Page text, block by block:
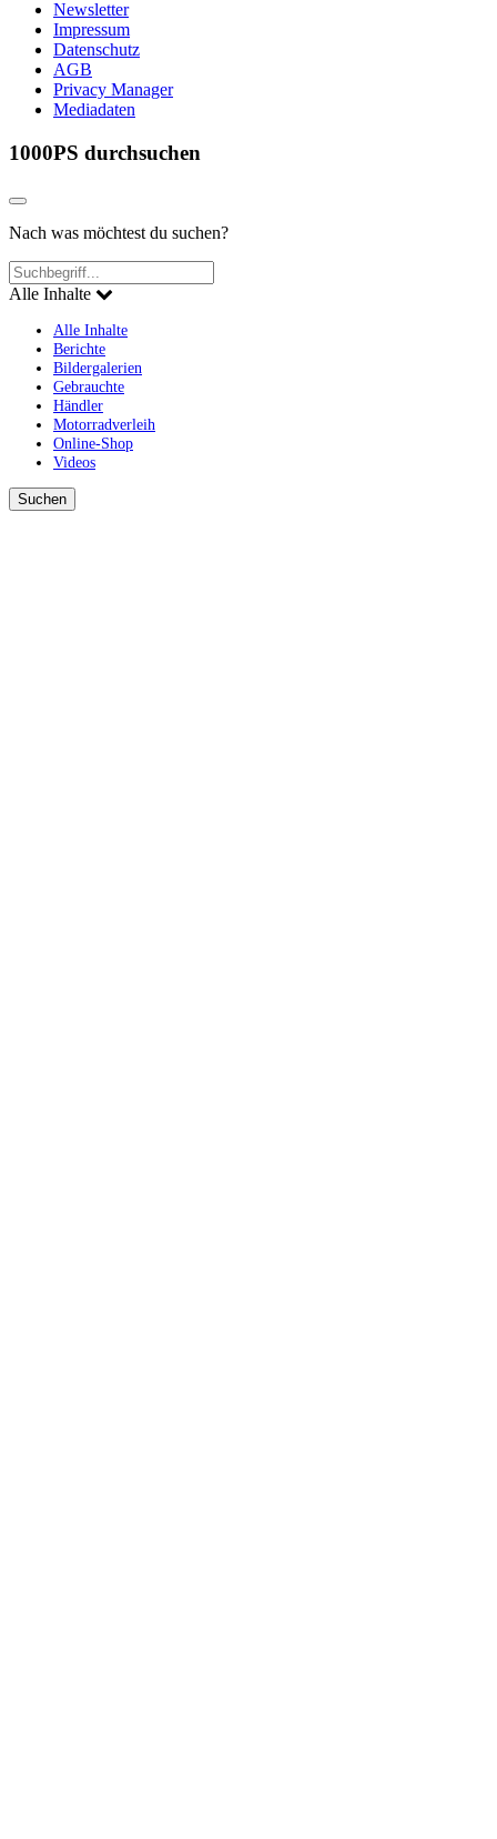
Newsletter
Impressum
Datenschutz
AGB
Privacy Manager
Mediadaten
1000PS durchsuchen
Nach was möchtest du suchen?
Alle Inhalte
Alle Inhalte
Berichte
Bildergalerien
Gebrauchte
Händler
Motorradverleih
Online-Shop
Videos
Suchen